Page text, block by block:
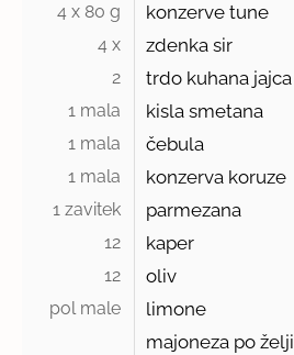
4 x 80 g konzerve tune
4 x zdenka sir
2 trdo kuhana jajca
1 mala kisla smetana
1 mala čebula
1 mala konzerva koruze
1 zavitek parmezana
12 kaper
12 oliv
pol male
limone
majoneza po želji